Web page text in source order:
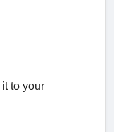
to your